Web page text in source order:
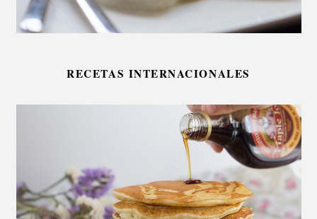
RECETAS INTERNACIONALES